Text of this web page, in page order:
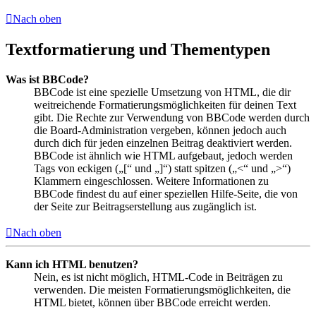
Nach oben
Textformatierung und Thementypen
Was ist BBCode?
BBCode ist eine spezielle Umsetzung von HTML, die dir
weitreichende Formatierungsmöglichkeiten für deinen Text
gibt. Die Rechte zur Verwendung von BBCode werden durch
die Board-Administration vergeben, können jedoch auch
durch dich für jeden einzelnen Beitrag deaktiviert werden.
BBCode ist ähnlich wie HTML aufgebaut, jedoch werden
Tags von eckigen („[“ und „]“) statt spitzen („<“ und „>“)
Klammern eingeschlossen. Weitere Informationen zu
BBCode findest du auf einer speziellen Hilfe-Seite, die von
der Seite zur Beitragserstellung aus zugänglich ist.
Nach oben
Kann ich HTML benutzen?
Nein, es ist nicht möglich, HTML-Code in Beiträgen zu
verwenden. Die meisten Formatierungsmöglichkeiten, die
HTML bietet, können über BBCode erreicht werden.